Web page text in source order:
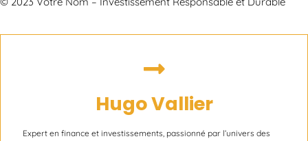
Hugo Vallier
Expert en finance et investissements, passionné par l’univers des